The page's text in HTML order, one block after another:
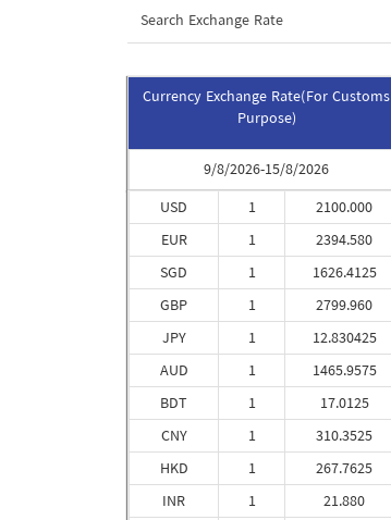
Search Exchange Rate
Currency Exchange Rate(For Customs
Purpose)
9/8/2026-15/8/2026
USD
EUR
SGD
GBP
JPY
AUD
BDT
CNY
HKD
INR
1
1
1
1
1
1
1
1
1
1
2100.000
2394.580
1626.4125
2799.960
12.830425
1465.9575
17.0125
310.3525
267.7625
21.880